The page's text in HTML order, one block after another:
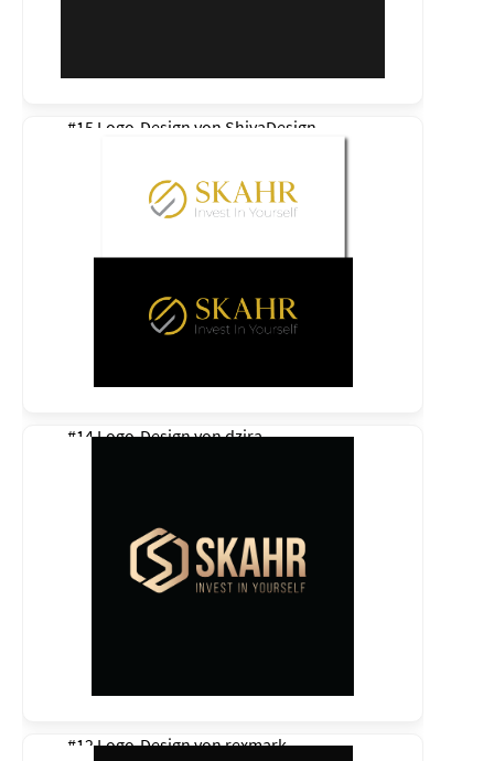
#15 Logo-Design von ShivaDesign
#14 Logo-Design vondzira
#12 Logo-Design vonrexmark